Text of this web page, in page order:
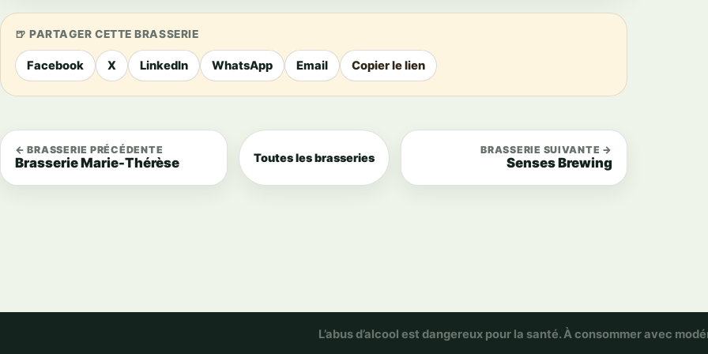
PARTAGER CETTE BRASSERIE
Facebook X LinkedIn WhatsApp Email Copier le lien
← BRASSERIE PRÉCÉDENTE
Brasserie Marie-Thérèse Toutes les brasseries
BRASSERIE SUIVANTE →
Senses Brewing
L’abus d’alcool est dangereux pour la santé. À consommer avec